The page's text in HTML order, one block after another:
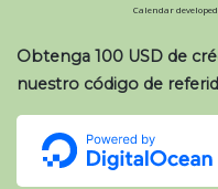
Calendar
Obtenga 100 USD de
nuestro código de